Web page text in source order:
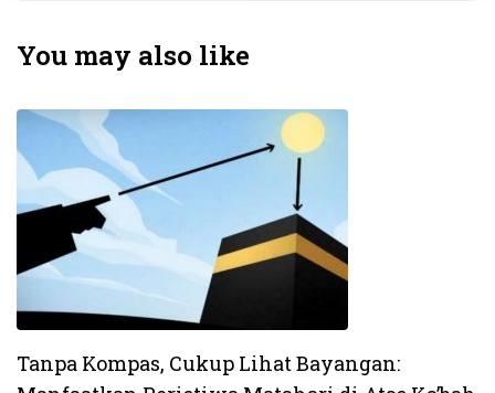
You may also like
Tanpa Kompas, Cukup Lihat Bayangan: